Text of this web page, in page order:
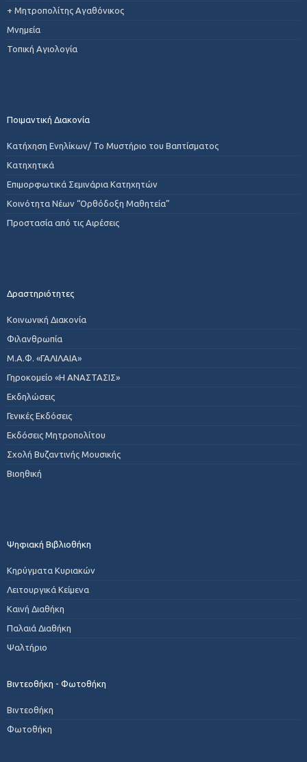
+ Μητροπολίτης Αγαθόνικος
Μνημεία
Τοπική Αγιολογία
Ποιμαντική Διακονία
Κατήχηση Ενηλίκων/ Το Μυστήριο του Βαπτίσματος
Κατηχητικά
Επιμορφωτικά Σεμινάρια Κατηχητών
Κοινότητα Νέων “Ορθόδοξη Μαθητεία”
Προστασία από τις Αιρέσεις
Δραστηριότητες
Κοινωνική Διακονία
Φιλανθρωπία
Μ.Α.Φ. «ΓΑΛΙΛΑΙΑ»
Γηροκομείο «Η ΑΝΑΣΤΑΣΙΣ»
Εκδηλώσεις
Γενικές Εκδόσεις
Εκδόσεις Μητροπολίτου
Σχολή Βυζαντινής Μουσικής
Βιοηθική
Ψηφιακή Βιβλιοθήκη
Κηρύγματα Κυριακών
Λειτουργικά Κείμενα
Καινή Διαθήκη
Παλαιά Διαθήκη
Ψαλτήριο
Βιντεοθήκη - Φωτοθήκη
Βιντεοθήκη
Φωτοθήκη